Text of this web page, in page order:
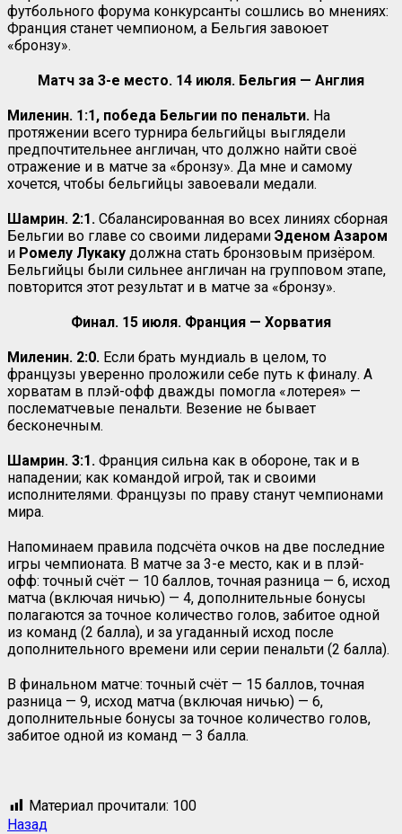
футбольного форума конкурсанты сошлись во мнениях:
Франция станет чемпионом, а Бельгия завоюет
«бронзу».
Матч за 3-е место. 14 июля. Бельгия — Англия
Миленин. 1:1, победа Бельгии по пенальти. На
протяжении всего турнира бельгийцы выглядели
предпочтительнее англичан, что должно найти своё
отражение и в матче за «бронзу». Да мне и самому
хочется, чтобы бельгийцы завоевали медали.
Шамрин. 2:1. Сбалансированная во всех линиях сборная
Бельгии во главе со своими лидерами Эденом Азаром
и Ромелу Лукаку должна стать бронзовым призёром.
Бельгийцы были сильнее англичан на групповом этапе,
повторится этот результат и в матче за «бронзу».
Финал. 15 июля. Франция — Хорватия
Миленин. 2:0. Если брать мундиаль в целом, то
французы уверенно проложили себе путь к финалу. А
хорватам в плэй-офф дважды помогла «лотерея» —
послематчевые пенальти. Везение не бывает
бесконечным.
Шамрин. 3:1. Франция сильна как в обороне, так и в
нападении; как командой игрой, так и своими
исполнителями. Французы по праву станут чемпионами
мира.
Напоминаем правила подсчёта очков на две последние
игры чемпионата. В матче за 3-е место, как и в плэй-
офф: точный счёт — 10 баллов, точная разница — 6, исход
матча (включая ничью) — 4, дополнительные бонусы
полагаются за точное количество голов, забитое одной
из команд (2 балла), и за угаданный исход после
дополнительного времени или серии пенальти (2 балла).
В финальном матче: точный счёт — 15 баллов, точная
разница — 9, исход матча (включая ничью) — 6,
дополнительные бонусы за точное количество голов,
забитое одной из команд — 3 балла.
Материал прочитали: 100
Назад